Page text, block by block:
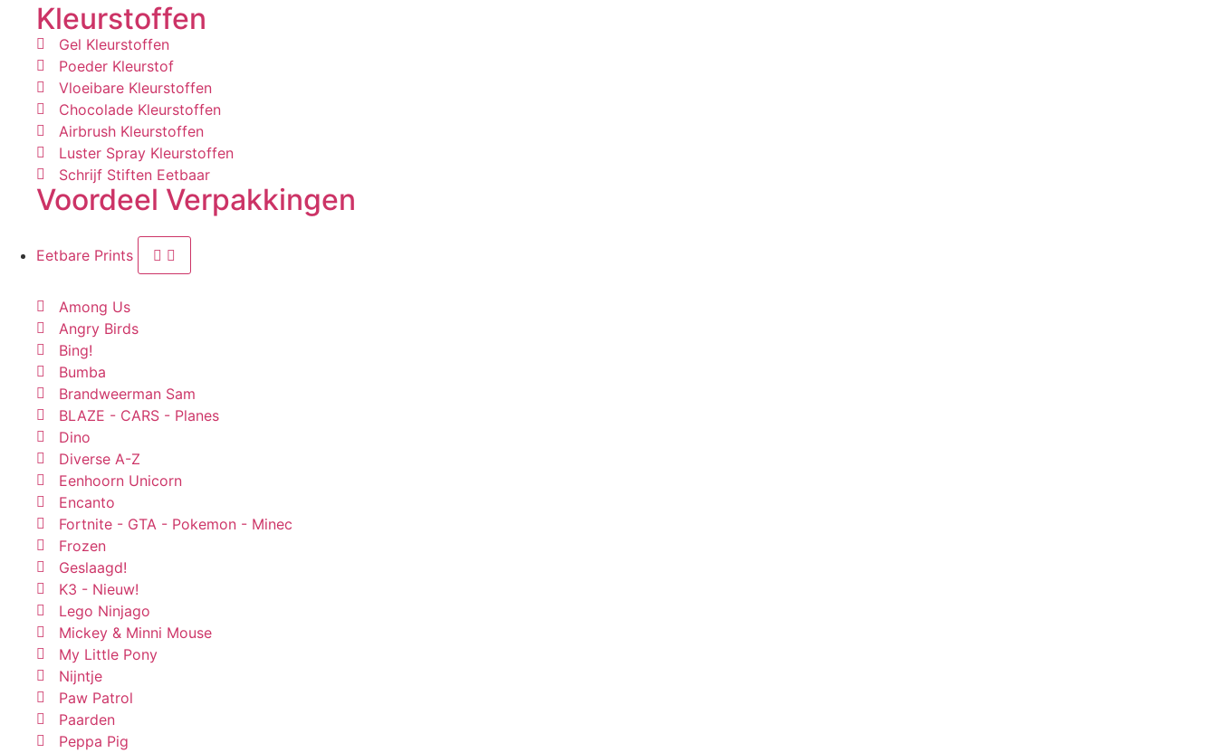
Kleurstoffen
Gel Kleurstoffen
Poeder Kleurstof
Vloeibare Kleurstoffen
Chocolade Kleurstoffen
Airbrush Kleurstoffen
Luster Spray Kleurstoffen
Schrijf Stiften Eetbaar
Voordeel Verpakkingen
Eetbare Prints
Among Us
Angry Birds
Bing!
Bumba
Brandweerman Sam
BLAZE - CARS - Planes
Dino
Diverse A-Z
Eenhoorn Unicorn
Encanto
Fortnite - GTA - Pokemon - Minec
Frozen
Geslaagd!
K3 - Nieuw!
Lego Ninjago
Mickey & Minni Mouse
My Little Pony
Nijntje
Paw Patrol
Paarden
Peppa Pig